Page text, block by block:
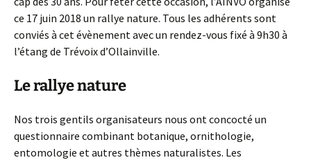
ce 17 juin 2018 un rallye nature. Tous les adhérents sont
conviés à cet évènement avec un rendez-vous fixé à 9h30 à
l’étang de Trévoix d’Ollainville.
Le rallye nature
Nos trois gentils organisateurs nous ont concocté un
questionnaire combinant botanique, ornithologie,
entomologie et autres thèmes naturalistes. Les